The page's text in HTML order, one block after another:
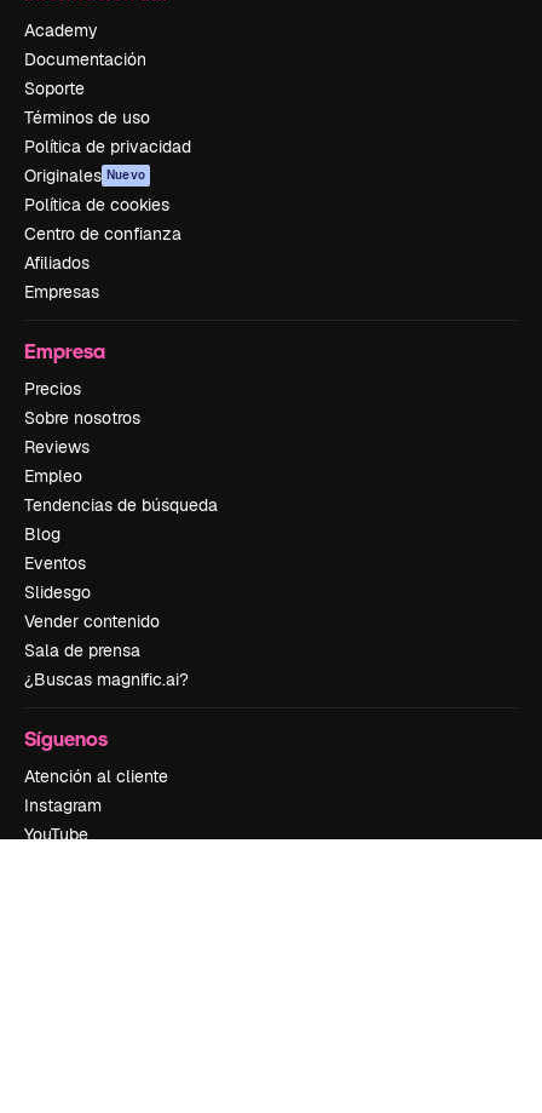
Academy
Documentación
Soporte
Términos de uso
Política de privacidad
Originales Nuevo
Política de cookies
Centro de confianza
Afiliados
Empresas
Empresa
Precios
Sobre nosotros
Reviews
Empleo
Tendencias de búsqueda
Blog
Eventos
Slidesgo
Vender contenido
Sala de prensa
¿Buscas magnific.ai?
Síguenos
Atención al cliente
Instagram
YouTube